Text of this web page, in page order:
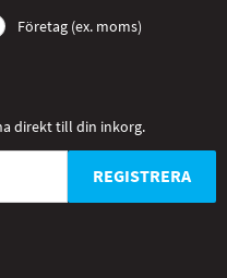
Företag (ex. moms)
direkt till din inkorg.
REGISTRERA